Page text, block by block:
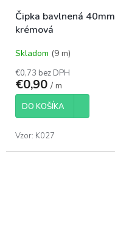
Čipka bavlnená 40mm
krémová
Skladom (9 m)
€0,73 bez DPH
€0,90 / m
DO KOŠÍKA
Vzor: K027